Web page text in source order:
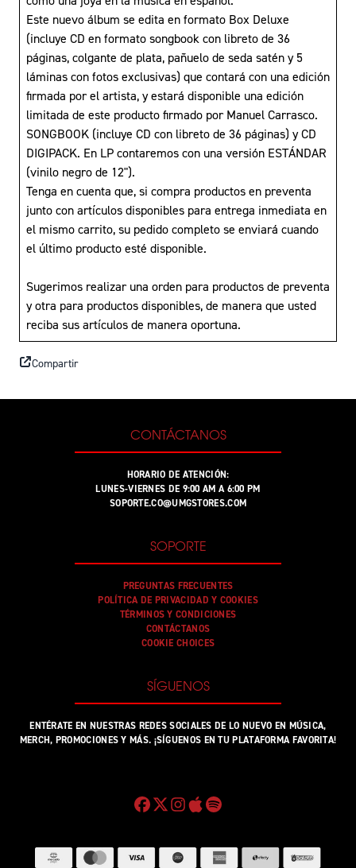
Este nuevo álbum se edita en formato Box Deluxe
(incluye CD en formato songbook con libreto de 36
páginas, colgante de plata, pañuelo de seda satén y 5
láminas con fotos exclusivas) que contará con una edición
firmada por el artista, y estará disponible una edición
limitada de este producto firmado por Manuel Carrasco.
SONGBOOK (incluye CD con libreto de 36 páginas) y CD
DIGIPACK. En LP contaremos con una versión ESTÁNDAR
(vinilo negro de 12").
Tenga en cuenta que, si compra productos en preventa
junto con artículos disponibles para entrega inmediata en
el mismo carrito, su pedido completo se enviará cuando
el último producto esté disponible.
Sugerimos realizar una orden para productos de preventa
y otra para productos disponibles, de manera que usted
reciba sus artículos de manera oportuna.
Compartir
CONTÁCTANOS
HORARIO DE ATENCIÓN:
LUNES-VIERNES DE 9:00 AM A 6:00 PM
SOPORTE.CO@UMGSTORES.COM
SOPORTE
PREGUNTAS FRECUENTES
POLÍTICA DE PRIVACIDAD Y COOKIES
TÉRMINOS Y CONDICIONES
CONTÁCTANOS
COOKIE CHOICES
SÍGUENOS
ENTÉRATE EN NUESTRAS REDES SOCIALES DE LO NUEVO EN MÚSICA,
MERCH, PROMOCIONES Y MÁS. ¡SÍGUENOS EN TU PLATAFORMA FAVORITA!